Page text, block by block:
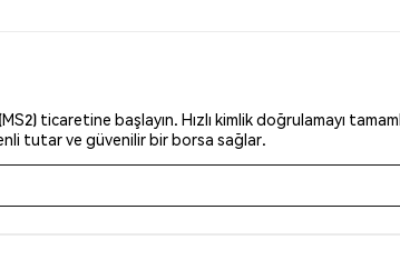
başlayın. Hızlı kimlik doğrulamayı
tutar ve güvenilir bir borsa sağlar.